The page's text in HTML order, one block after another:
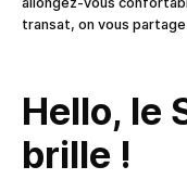
transat, on vous partage
Hello, le
brille !